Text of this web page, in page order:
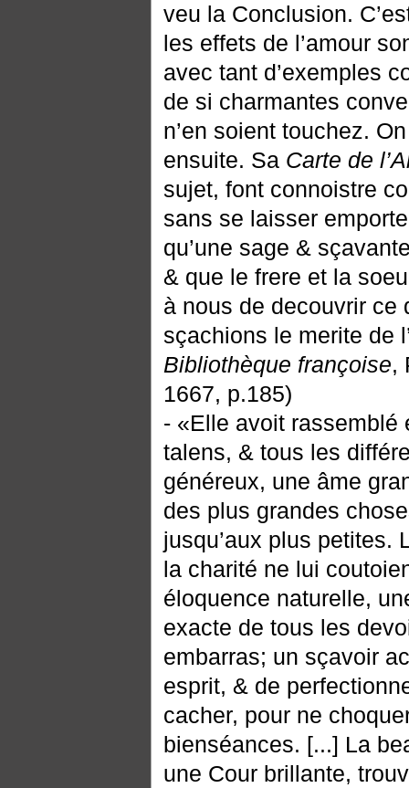
veu la Conclusion.
les effets de l’amour
avec tant d’exemples
de si charmantes
n’en soient touchez.
ensuite. Sa Carte de
sujet, font connoistre
sans se laisser
qu’une sage &
& que le frere et la
à nous de decouvrir ce
sçachions le merite de
Bibliothèque françoise,
1667, p.185)
- «Elle avoit rassemblé
talens, & tous les
généreux, une âme
des plus grandes
jusqu’aux plus petites.
la charité ne lui
éloquence naturelle,
exacte de tous les
embarras; un sçavoir
esprit, & de
cacher, pour ne
bienséances. [...] La
une Cour brillante,